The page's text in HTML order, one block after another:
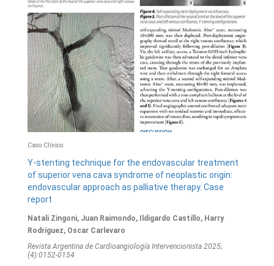
Caso Clínico
Y-stenting technique for the endovascular treatment
of superior vena cava syndrome of neoplastic origin:
endovascular approach as palliative therapy. Case
report
Natali Zingoni, Juan Raimondo, Ildigardo Castillo, Harry
Rodríguez, Oscar Carlevaro
Revista Argentina de Cardioangiologí­a Intervencionista 2025;
(4):0152-0154